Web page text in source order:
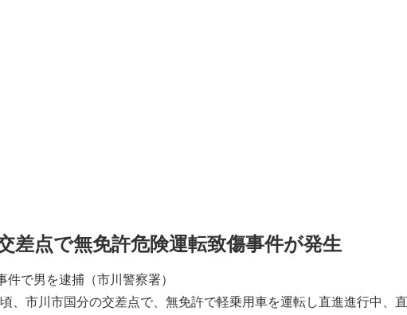
差点で無免許危険運転致傷事件が発生
で男を逮捕（市川警察署）
、市川市国分の交差点で、無免許で軽乗用車を運転し直進進行中、